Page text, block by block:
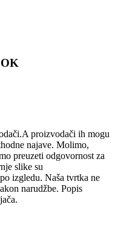
proizvodači ih mogu
najave. Molimo,
preuzeti odgovornost za
slike su
izgledu. Naša tvrtka ne
narudžbe. Popis